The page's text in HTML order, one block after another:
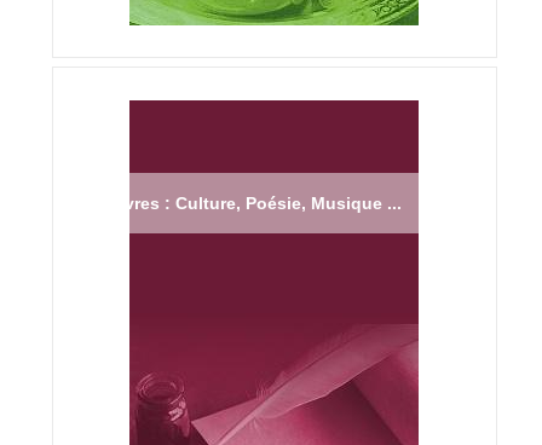
Livres : Culture, Poésie, Musique ...